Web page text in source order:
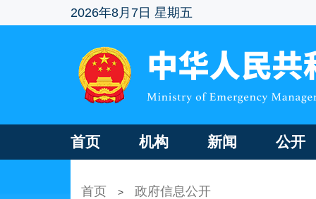
2026年8月7日 星期五
首页 机构 新闻 公开
首页 > 政府信息公开